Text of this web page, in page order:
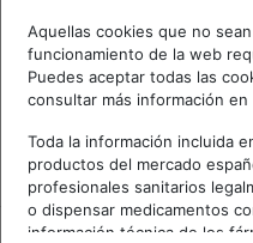
Aquellas cookies que no
funcionamiento de la web
Puedes aceptar todas las
consultar más información
Toda la información incluida
productos del mercado
profesionales sanitarios
o dispensar medicamentos
información técnica de los